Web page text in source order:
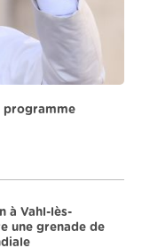
programme
à Vahl-lès-
une grenade de